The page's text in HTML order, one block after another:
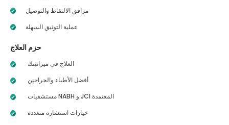
مرافق الالتقاط والتوصيل
عملية التوثيق السهلة
حزم العلاج
العلاج في ميزانيتك
أفضل الأطباء والجراحين
مستشفيات NABH و JCI المعتمدة
خيارات استشارة متعددة